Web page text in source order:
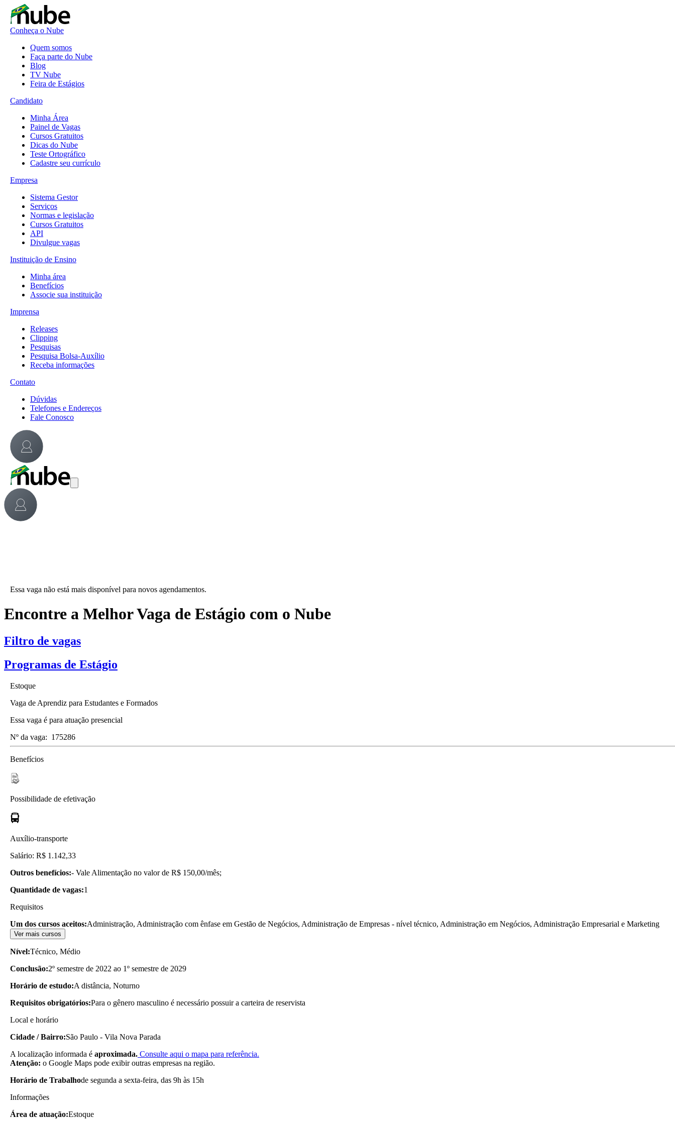
Conheça o Nube
Quem somos
Faça parte do Nube
Blog
TV Nube
Feira de Estágios
Candidato
Minha Área
Painel de Vagas
Cursos Gratuitos
Dicas do Nube
Teste Ortográfico
Cadastre seu currículo
Empresa
Sistema Gestor
Serviços
Normas e legislação
Cursos Gratuitos
API
Divulgue vagas
Instituição de Ensino
Minha área
Benefícios
Associe sua instituição
Imprensa
Releases
Clipping
Pesquisas
Pesquisa Bolsa-Auxílio
Receba informações
Contato
Dúvidas
Telefones e Endereços
Fale Conosco
Essa vaga não está mais disponível para novos agendamentos.
Encontre a Melhor Vaga de Estágio com o Nube
Filtro de vagas
Programas de Estágio
Estoque
Vaga de Aprendiz para Estudantes e Formados
Essa vaga é para atuação presencial
Nº da vaga: 175286
Benefícios
Possibilidade de efetivação
Auxílio-transporte
Salário: R$ 1.142,33
Outros benefícios:- Vale Alimentação no valor de R$ 150,00/mês;
Quantidade de vagas:1
Requisitos
Um dos cursos aceitos:Administração, Administração com ênfase em Gestão de Negócios, Administração de Empresas - nível técnico, Administração em Negócios, Administração Empresarial e Marketing
Ver mais cursos
Nível:Técnico, Médio
Conclusão:2º semestre de 2022 ao 1º semestre de 2029
Horário de estudo:A distância, Noturno
Requisitos obrigatórios:Para o gênero masculino é necessário possuir a carteira de reservista
Local e horário
Cidade / Bairro:São Paulo - Vila Nova Parada
A localização informada é aproximada. Consulte aqui o mapa para referência.
Atenção: o Google Maps pode exibir outras empresas na região.
Horário de Trabalhode segunda a sexta-feira, das 9h às 15h
Informações
Área de atuação:Estoque